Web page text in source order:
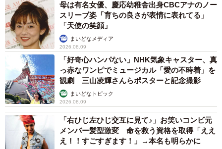
母は有名女優、慶応幼稚舎出身CBCアナのノー
スリーブ姿「育ちの良さが表情に表れてる」
「天使の笑顔」
まいどなメディア
2026.08.09
「好奇心ハンパない」NHK気象キャスター、真
っ赤なワンピでミュージカル「愛の不時着」を
観劇 三山凌輝さんらポスターと記念撮影
まいどなトピック
2026.08.09
「右ひじ左ひじ交互に見て♪」お笑いコンビ元
メンバー髪型激変 命を救う資格を取得「ええ
え！！すごすぎます！」→本名も明らかに